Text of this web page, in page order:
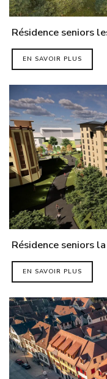
Résidence seniors
EN SAVOIR PLUS
Résidence seniors
EN SAVOIR PLUS